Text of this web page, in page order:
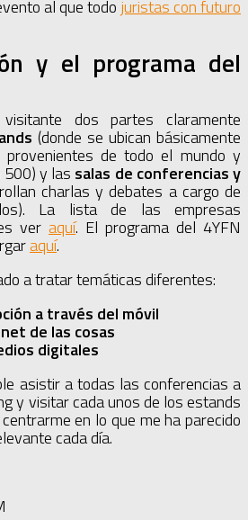
al que todo juristas con futuro
y el programa del
dos partes claramente
(donde se ubican básicamente
provenientes de todo el mundo y
y las salas de conferencias y
charlas y debates a cargo de
La lista de las empresas
ver aquí. El programa del 4YFN
aquí.
a tratar temáticas diferentes:
a través del móvil
de las cosas
digitales
asistir a todas las conferencias a
y visitar cada unos de los estands
en lo que me ha parecido
cada día.